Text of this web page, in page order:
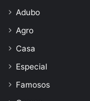
Adubo
Agro
Casa
Especial
Famosos